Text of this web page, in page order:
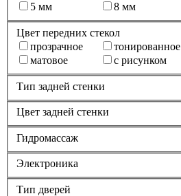
5 мм
8 мм
Цвет передних стекол
прозрачное
матовое
тонированное
с рисунком
Тип задней стенки
Цвет задней стенки
Гидромассаж
Электроника
Тип дверей